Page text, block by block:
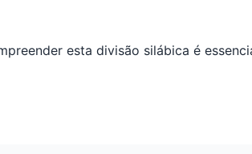
esta divisão silábica é